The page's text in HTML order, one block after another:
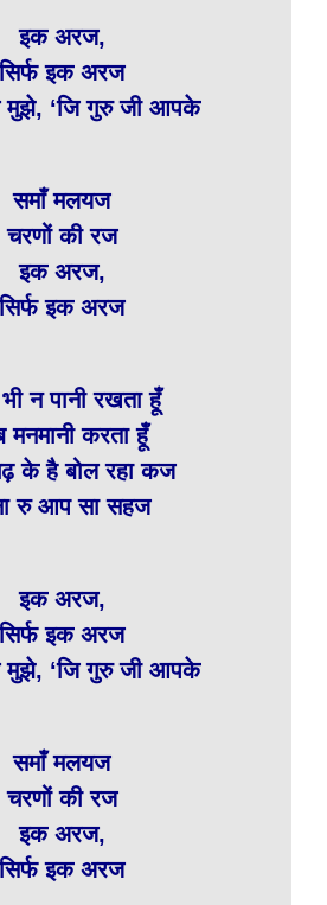
इक अरज,
सिर्फ इक अरज
मुझे, ‘जि गुरु जी आपके
समाँ मलयज
चरणों की रज
इक अरज,
सिर्फ इक अरज
भी न पानी रखता हूँ
मनमानी करता हूँ
के है बोल रहा कज
रु आप सा सहज
इक अरज,
सिर्फ इक अरज
मुझे, ‘जि गुरु जी आपके
समाँ मलयज
चरणों की रज
इक अरज,
सिर्फ इक अरज